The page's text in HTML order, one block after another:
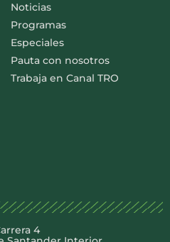
Noticias
Programas
Especiales
Pauta con nosotros
Trabaja en Canal TRO
4